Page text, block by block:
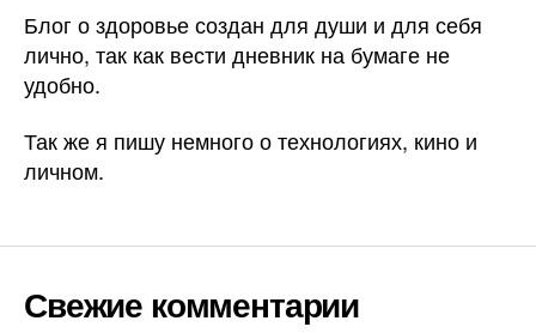
Блог о здоровье создан для души и для себя
лично, так как вести дневник на бумаге не
удобно.
Так же я пишу немного о технологиях, кино и
личном.
Свежие комментарии